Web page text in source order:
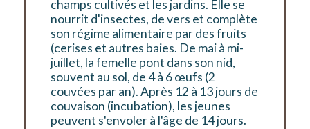
champs cultivés et les jardins. Elle se
nourrit d'insectes, de vers et complète
son régime alimentaire par des fruits
(cerises et autres baies. De mai à mi-
juillet, la femelle pont dans son nid,
souvent au sol, de 4 à 6 œufs (2
couvées par an). Après 12 à 13 jours de
couvaison (incubation), les jeunes
peuvent s'envoler à l'âge de 14 jours.